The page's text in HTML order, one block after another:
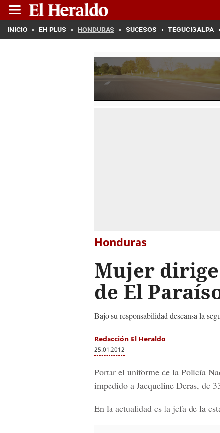
INICIO EH PLUS HONDURAS SUCESOS TEGUCIGALPA
Honduras
Mujer
de El
Bajo su responsabilidad descansa la
Redacción El Heraldo
25.01.2012
Portar el uniforme de la Policía
impedido a Jacqueline Deras, de
En la actualidad es la jefa de la